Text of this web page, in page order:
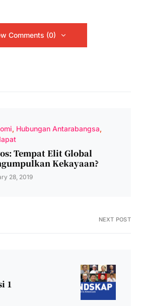
Comments (0)
Hubungan Antarabangsa
Tempat Elit Global
Kekayaan?
28, 2019
NEXT POST
1